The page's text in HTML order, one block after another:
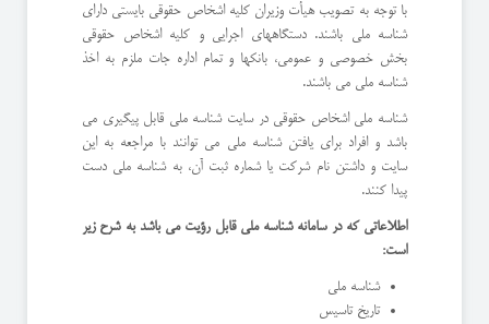
با توجه به تصویب هیأت وزیران کلیه اشخاص حقوقی بایستی دارای
شناسه ملی باشند. دستگاههای اجرایی و کلیه اشخاص حقوقی
بخش خصوصی و عمومی، بانکها و تمام اداره جات ملزم به اخذ
شناسه ملی می باشند.
شناسه ملی اشخاص حقوقی در سایت شناسه ملی قابل پیگیری می
باشد و افراد برای یافتن شناسه ملی می توانند با مراجعه به این
سایت و داشتن نام شرکت یا شماره ثبت آن، به شناسه ملی دست
پیدا کنند.
اطلاعاتی که در سامانه شناسه ملی قابل رؤیت می باشد به شرح زیر
است:
شناسه ملی
تاریخ تاسیس